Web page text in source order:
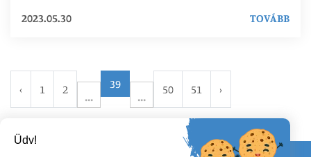
2023.05.30
TOVÁBB
‹ 1 2 39 50 51 ›
Üdv!